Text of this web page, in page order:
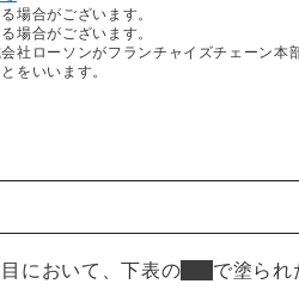
場合がございます。
場合がございます。
社ローソンがフランチャイズチェーン本
をいいます。
において、下表の で塗られ